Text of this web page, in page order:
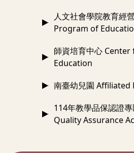
人文社會學院教育經
Program of
師資培育中心
Education
南臺幼兒園 Affiliated
114年教學品保認證
Quality Assurance